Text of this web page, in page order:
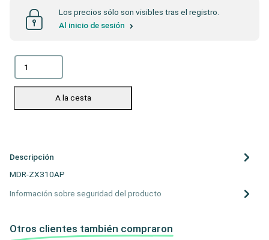
Los precios sólo son visibles tras el registro.
Al inicio de sesión
A la cesta
Descripción
MDR-ZX310AP
Información sobre seguridad del producto
Otros clientes también compraron